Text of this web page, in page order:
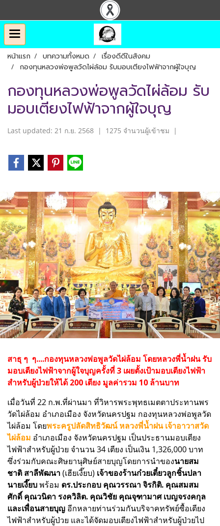
หน้าแรก บทความทั้งหมด
เรื่องดีดีในสังคม
กองทุนหลวงพ่อพูลวัดไผ่ล้อม รับมอบเตียงไฟฟ้าจากผู้ใจบุญ
กองทุนหลวงพ่อพูลวัดไผ่ล้อม รับ
มอบเตียงไฟฟ้าจากผู้ใจบุญ
Last updated: 21 ก.ย. 2568 | 1275 จำนวนผู้เข้าชม |
สาธุ ๆ ๆ....กองทุนหลวงพ่อพูลวัดไผ่ล้อม โดยหลวงพี่น้ำฝน รับ
มอบเตียงไฟฟ้าจากผู้ใจบุญครั้งที่ 3 เผยตั้งเป้ามอบเตียงไฟฟ้า
สำหรับผู้ป่วยให้ได้ 200 เตียง มูลค่ารวม 10 ล้านบาท
เมื่อวันที่ 22 ก.พ.ที่ผ่านมา ที่วิหารพระพุทธเมตตาประทานพร
วัดไผ่ล้อม อำเภอเมือง จังหวัดนครปฐม กองทุนหลวงพ่อพูลวัด
ไผ่ล้อม โดยพระครูปลัดสิทธิวัฒน์ หลวงพี่น้ำฝน เจ้าอาวาสวัด
ไผ่ล้อม อำเภอเมือง จังหวัดนครปฐม เป็นประธานมอบเตียง
ไฟฟ้าสำหรับผู้ป่วย จำนวน 34 เตียง เป็นเงิน 1,326,000 บาท
ซึ่งร่วมกับคณะศิษยานุศิษย์สายบุญโดยการนำของนายสม
ชาติ สาลีพัฒนา(เฮียเงี๊ยบ) เจ้าของร้านก๋วยเตี๋ยวลูกชิ้นปลา
นายเงี๊ยบพร้อม ดร.ประกอบ คุณวรรณา จิรกิติ. คุณสมสม
ศักดิ์ คุณวนิดา รงควิลิต. คุณวิชัย คุณจุฑามาศ เบญจรงคกุล
และเพื่อนสายบุญ อีกหลายท่านร่วมกันบริจาคทรัพย์ซื้อเตียง
ไฟฟ้าสำหรับผู้ป่วย และได้จัดมอบเตียงไฟฟ้าสำหรับผู้ป่วยไป